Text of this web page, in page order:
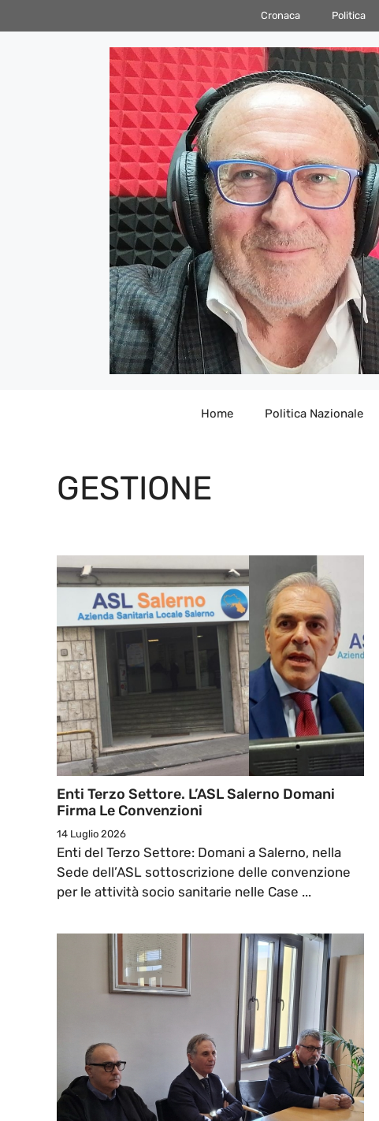
al
Cronaca Politica
Home Politica Nazionale
GESTIONE
Enti Terzo Settore. L’ASL Salerno Domani
Firma Le Convenzioni
14 Luglio 2026
Enti del Terzo Settore: Domani a Salerno, nella
Sede dell’ASL sottoscrizione delle convenzione
per le attività socio sanitarie nelle Case ...